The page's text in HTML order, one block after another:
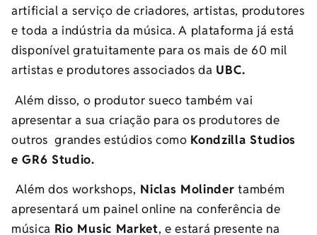
artificial a serviço de criadores, artistas, produtores
e toda a indústria da música. A plataforma já está
disponível gratuitamente para os mais de 60 mil
artistas e produtores associados da UBC.
Além disso, o produtor sueco também vai
apresentar a sua criação para os produtores de
outros grandes estúdios como Kondzilla Studios
eGR6 Studio.
Além dos workshops, Niclas Molinder também
apresentará um painel online na conferência de
música Rio Music Market, e estará presente na